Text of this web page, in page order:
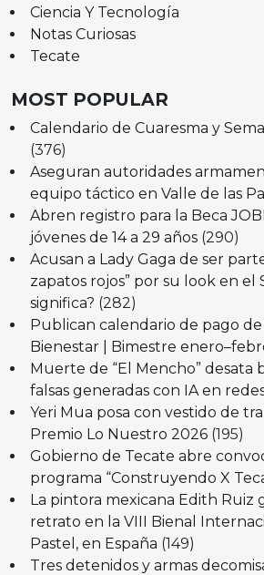
Ciencia Y Tecnología
Notas Curiosas
Tecate
MOST POPULAR
Calendario de Cuaresma y
(376)
Aseguran autoridades
equipo táctico en Valle de las
Abren registro para la Beca
jóvenes de 14 a 29 años (290)
Acusan a Lady Gaga de ser
zapatos rojos” por su look en el
significa? (282)
Publican calendario de pago de
Bienestar | Bimestre
Muerte de “El Mencho” desata
falsas generadas con IA en
Yeri Mua posa con vestido de
Premio Lo Nuestro 2026 (195)
Gobierno de Tecate abre
programa “Construyendo X
La pintora mexicana Edith Ruiz
retrato en la VIII Bienal
Pastel, en España (149)
Tres detenidos y armas